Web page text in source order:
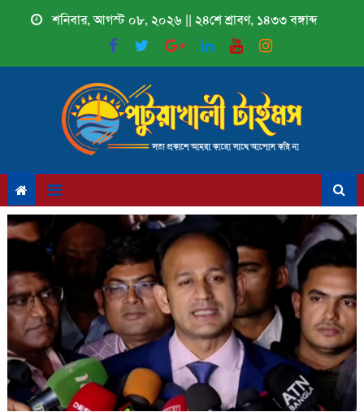
শনিবার, আগস্ট ০৮, ২০২৬ || ২৪শে শ্রাবণ, ১৪৩৩ বঙ্গাব্দ